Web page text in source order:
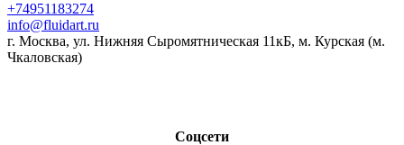
+74951183274
info@fluidart.ru
г. Москва, ул. Нижняя Сыромятническая 11кБ, м. Курская (м.
Чкаловская)
Соцсети